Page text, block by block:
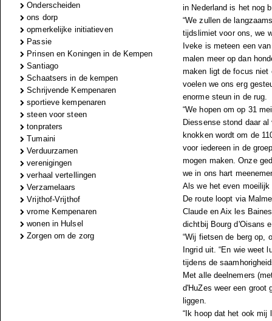
Onderscheiden
ons dorp
opmerkelijke initiatieven
Passie
Prinsen en Koningen in de Kempen
Santiago
Schaatsers in de kempen
Schrijvende Kempenaren
sportieve kempenaren
steen voor steen
tonpraters
Tumaini
Verduurzamen
verenigingen
verhaal vertellingen
Verzamelaars
Vrijthof-Vrijthof
vrome Kempenaren
wonen in Hulsel
Zorgen om de zorg
in Nederland is het nog
“We zullen de
tijdslimiet voor ons, we
Iveke is meteen een
malen meer op dan
maken ligt de focus niet
voelen we ons erg
enorme steun in de rug.
“We hopen om op 31
Diessense stond daar
knokken wordt om de
voor iedereen in de
mogen maken. Onze
we in ons hart
Als we het even
De route loopt via
Claude en Aix les
dichtbij Bourg d'Oisans
“Wij fietsen de berg op,
Ingrid uit. “En wie weet
tijdens de
Met alle deelnemers
d'HuZes weer een groot
liggen.
“Ik hoop dat het ook mij